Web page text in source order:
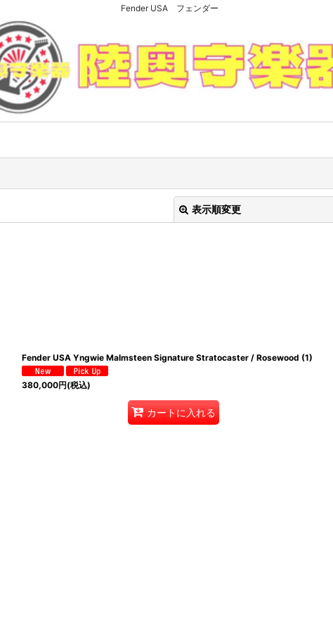
Fender USA フェンダー
表示順変更
Fender USA Yngwie Malmsteen Signature Stratocaster / Rosewood (1)
380,000円(税込)
カートに入れる